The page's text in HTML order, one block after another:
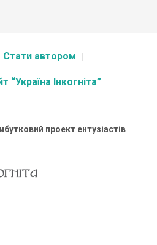
Стати автором
“Україна Інкогніта”
проект ентузіастів